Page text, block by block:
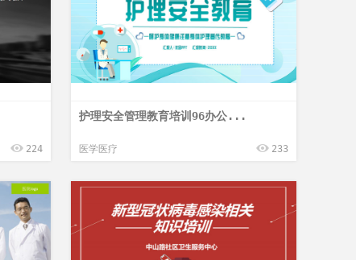
224
护理安全管理教育培训96办公...
医学医疗 233